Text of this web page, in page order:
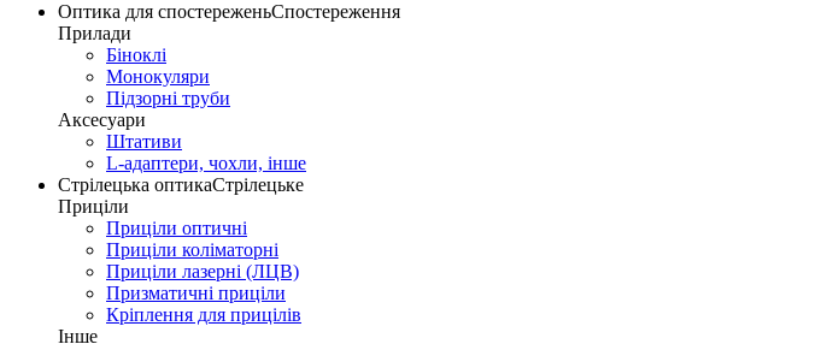
Оптика для спостереженьСпостереження
Прилади
Біноклі
Монокуляри
Підзорні труби
Аксесуари
Штативи
L-адаптери, чохли, інше
Стрілецька оптикаСтрілецьке
Приціли
Приціли оптичні
Приціли коліматорні
Приціли лазерні (ЛЦВ)
Призматичні приціли
Кріплення для прицілів
Інше